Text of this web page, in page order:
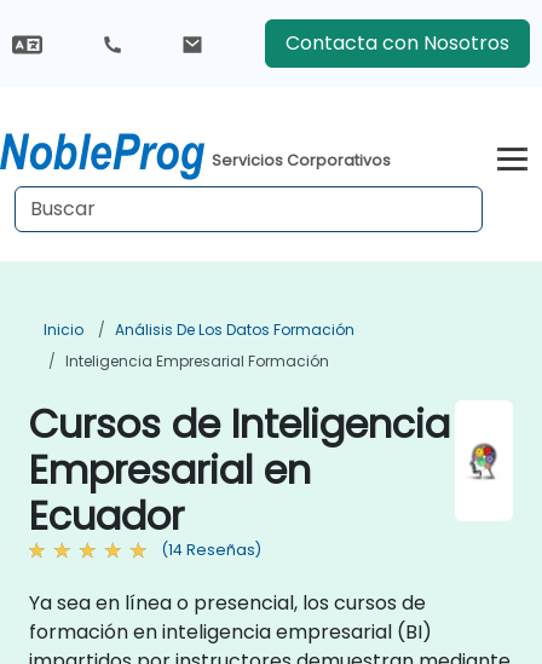
Contacta con Nosotros
Servicios Corporativos
Inicio
Análisis De Los Datos Formación
Inteligencia Empresarial Formación
Cursos de Inteligencia
Empresarial en
Ecuador
(14 Reseñas)
Ya sea en línea o presencial, los cursos de
formación en inteligencia empresarial (BI)